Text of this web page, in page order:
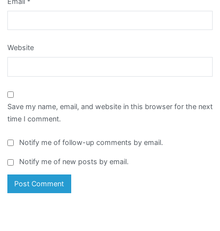
Website
Save my name, email, and website in this browser for the next
time I comment.
Notify me of follow-up comments by email.
Notify me of new posts by email.